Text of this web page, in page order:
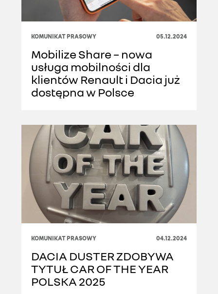
KOMUNIKAT PRASOWY 05.12.2024
Mobilize Share – nowa
usługa mobilności dla
klientów Renault i Dacia już
dostępna w Polsce
KOMUNIKAT PRASOWY 04.12.2024
DACIA DUSTER ZDOBYWA
TYTUŁ CAR OF THE YEAR
POLSKA 2025